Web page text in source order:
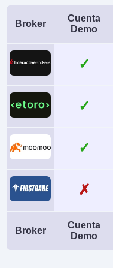
Broker
Cuenta
Demo
✓
✓
✓
✗
Broker
Cuenta
Demo